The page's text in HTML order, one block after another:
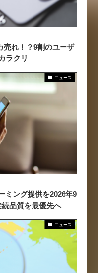
売れ！？9割のユーザ
ラクリ
ニュース
ミング提供を2026年9
品質を最優先へ
ニュース